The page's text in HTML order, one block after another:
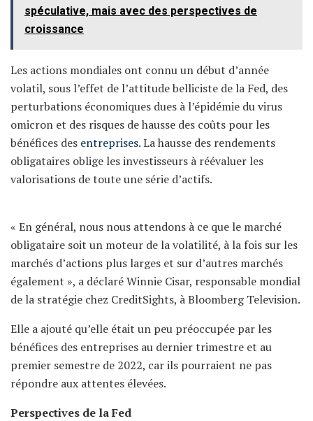
spéculative, mais avec des perspectives de
croissance
Les actions mondiales ont connu un début d’année
volatil, sous l’effet de l’attitude belliciste de la Fed, des
perturbations économiques dues à l’épidémie du virus
omicron et des risques de hausse des coûts pour les
bénéfices des entreprises. La hausse des rendements
obligataires oblige les investisseurs à réévaluer les
valorisations de toute une série d’actifs.
« En général, nous nous attendons à ce que le marché
obligataire soit un moteur de la volatilité, à la fois sur les
marchés d’actions plus larges et sur d’autres marchés
également », a déclaré Winnie Cisar, responsable mondial
de la stratégie chez CreditSights, à Bloomberg Television.
Elle a ajouté qu’elle était un peu préoccupée par les
bénéfices des entreprises au dernier trimestre et au
premier semestre de 2022, car ils pourraient ne pas
répondre aux attentes élevées.
Perspectives de la Fed